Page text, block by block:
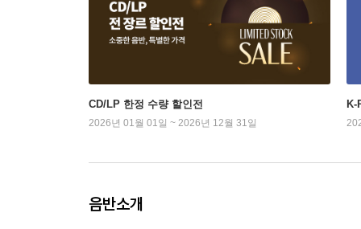
CD/LP 한정 수량 할인전
2026년 01월 01일 ~ 2026년 12월 31일
K-
음반소개